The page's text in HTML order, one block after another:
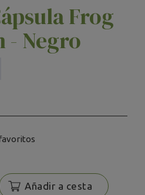
Frog
- Negro
Añadir a cesta